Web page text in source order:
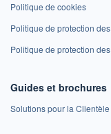
Politique de cookies
Politique de protection
Politique de protection
Guides et brochures
Solutions pour la